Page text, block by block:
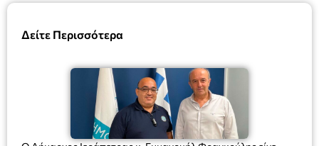
Δείτε Περισσότερα